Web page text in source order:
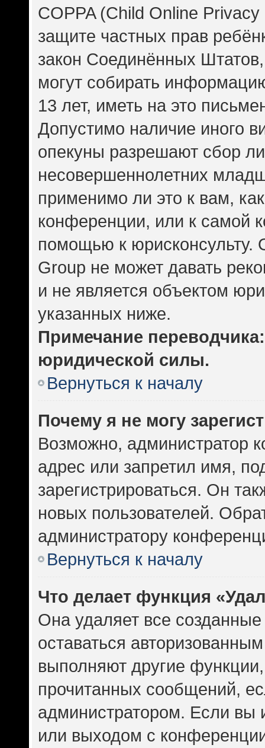
COPPA (Child Online
защите частных прав
закон Соединённых
могут собирать
13 лет, иметь на это
Допустимо наличие иного
опекуны разрешают сбор
несовершеннолетних
применимо ли это к вам,
конференции, или к самой
помощью к юрисконсульту.
Group не может давать
и не является объектом
указанных ниже.
Примечание
юридической силы.
Вернуться к началу
Почему я не могу
Возможно, администратор
адрес или запретил имя,
зарегистрироваться. Он
новых пользователей.
администратору
Вернуться к началу
Что делает функция
Она удаляет все
оставаться
выполняют другие
прочитанных сообщений,
администратором. Если вы
или выходом с